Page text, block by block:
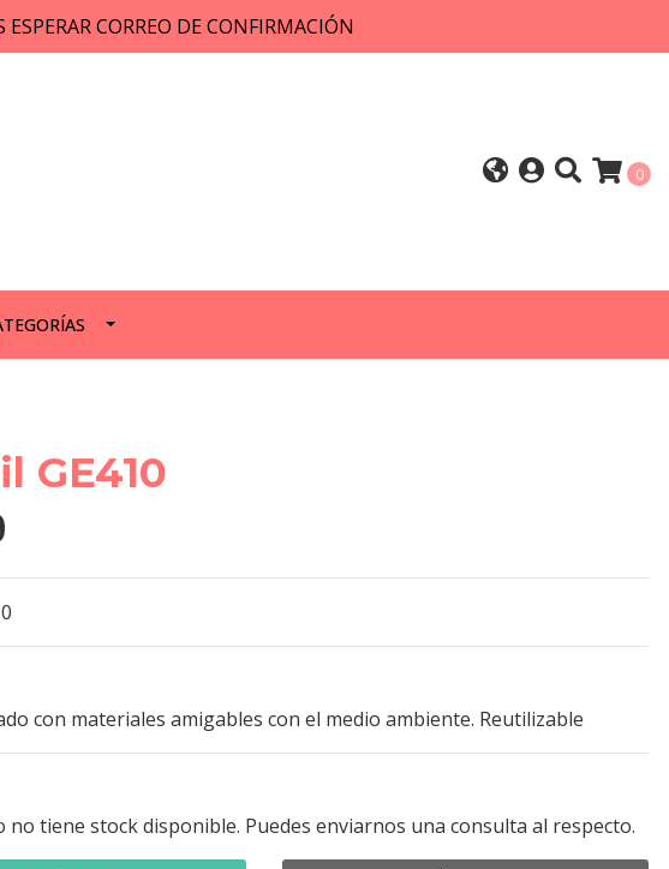
CORREO DE CONFIRMACIÓN
0
GE410
con materiales amigables con el medio ambiente. Reutilizable
no tiene stock disponible. Puedes enviarnos una consulta al respecto.